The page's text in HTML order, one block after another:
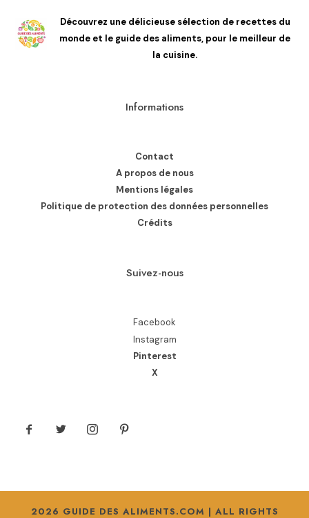
Découvrez une délicieuse sélection de recettes du
monde et le guide des aliments, pour le meilleur de
la cuisine.
Informations
Contact
A propos de nous
Mentions légales
Politique de protection des données personnelles
Crédits
Suivez-nous
Facebook
Instagram
Pinterest
X
2026 GUIDE DES ALIMENTS.COM | ALL RIGHTS